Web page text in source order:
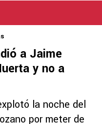
a Jaime
y no a
la noche del
por meter de